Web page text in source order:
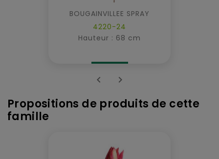
BOUGAINVILLEE SPRAY
4220-24
Hauteur : 68 cm
 
Propositions de produits de cette
famille